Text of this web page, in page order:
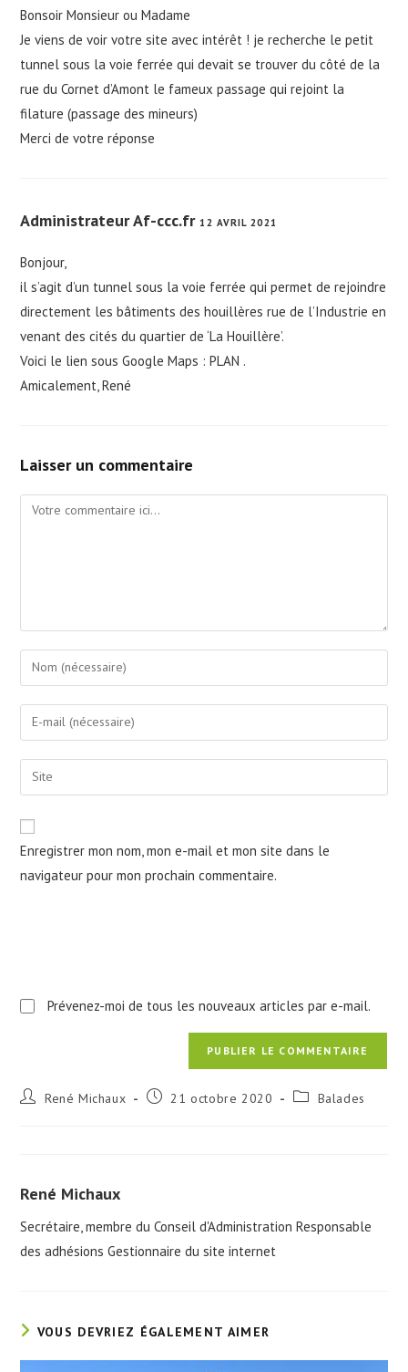
Bonsoir Monsieur ou Madame
Je viens de voir votre site avec intérêt ! je recherche le petit
tunnel sous la voie ferrée qui devait se trouver du côté de la
rue du Cornet d’Amont le fameux passage qui rejoint la
filature (passage des mineurs)
Merci de votre réponse
Administrateur Af-ccc.fr12 AVRIL 2021
Bonjour,
il s’agit d’un tunnel sous la voie ferrée qui permet de rejoindre
directement les bâtiments des houillères rue de l’Industrie en
venant des cités du quartier de ‘La Houillère’.
Voici le lien sous Google Maps :PLAN .
Amicalement, René
Laisser un commentaire
Comment
Enter
your
name
comment
Enter
your
email
address
Saisir
l’URL
votre
site
(facultatif)
Enregistrer mon nom, mon e-mail et mon site dans le
navigateur pour mon prochain commentaire.
Prévenez-moi de tous les nouveaux articles par e-mail.
Auteur/autrice
René Michaux
Publication
21 octobre 2020
Post Balades
René Michaux
Secrétaire, membre du Conseil d'Administration Responsable
des adhésions Gestionnaire du site internet
VOUS DEVRIEZ ÉGALEMENT AIMER